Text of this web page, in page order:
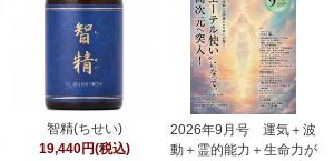
智精(ちせい)
19,440円(税込)
2026年9月号 運気＋波
動＋霊的能力＋生命力が